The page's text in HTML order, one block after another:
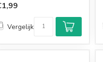
Vergelijk